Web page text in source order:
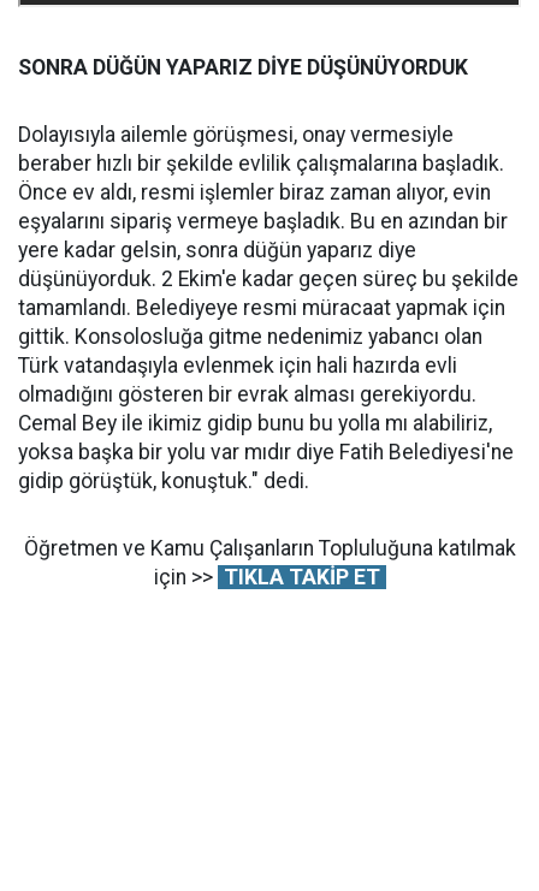
SONRA DÜĞÜN YAPARIZ DİYE DÜŞÜNÜYORDUK
Dolayısıyla ailemle görüşmesi, onay vermesiyle
beraber hızlı bir şekilde evlilik çalışmalarına başladık.
Önce ev aldı, resmi işlemler biraz zaman alıyor, evin
eşyalarını sipariş vermeye başladık. Bu en azından bir
yere kadar gelsin, sonra düğün yaparız diye
düşünüyorduk. 2 Ekim'e kadar geçen süreç bu şekilde
tamamlandı. Belediyeye resmi müracaat yapmak için
gittik. Konsolosluğa gitme nedenimiz yabancı olan
Türk vatandaşıyla evlenmek için hali hazırda evli
olmadığını gösteren bir evrak alması gerekiyordu.
Cemal Bey ile ikimiz gidip bunu bu yolla mı alabiliriz,
yoksa başka bir yolu var mıdır diye Fatih Belediyesi'ne
gidip görüştük, konuştuk." dedi.
Öğretmen ve Kamu Çalışanların Topluluğuna katılmak
için >> TIKLA TAKİP ET